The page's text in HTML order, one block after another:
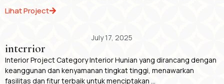
Lihat Project
July 17, 2025
interrior
Interior Project Category Interior Hunian yang dirancang dengan
keanggunan dan kenyamanan tingkat tinggi, menawarkan
fasilitas dan fitur terbaik untuk menciptakan ...